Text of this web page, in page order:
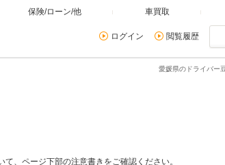
保険/ローン/他 車買取
ログイン 閲覧履歴
愛媛県のドライバー
、ページ下部の注意書きをご確認ください。